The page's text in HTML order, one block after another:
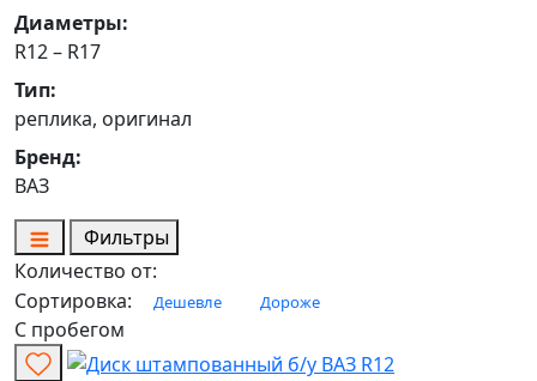
Диаметры:
R12 – R17
Тип:
реплика, оригинал
Бренд:
ВАЗ
Фильтры
Количество от:
Сортировка:
Дешевле Дороже
С пробегом